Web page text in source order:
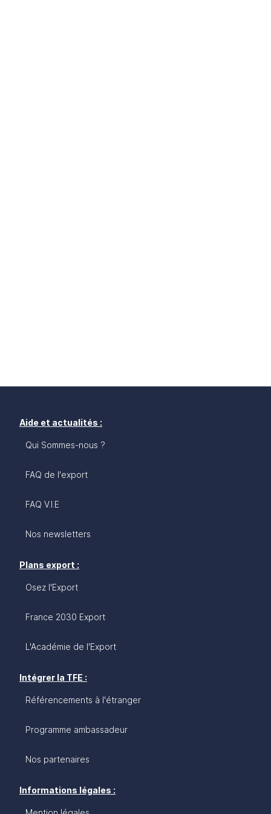
Aide et actualités :
Qui Sommes-nous ?
FAQ de l'export
FAQ V.I.E
Nos newsletters
Plans export :
Osez l'Export
France 2030 Export
L'Académie de l'Export
Intégrer la TFE :
Référencements à l'étranger
Programme ambassadeur
Nos partenaires
Informations légales :